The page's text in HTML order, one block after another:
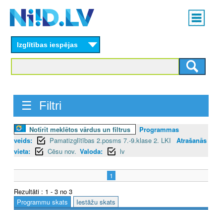
content
Main
menu
Izglītības iespējas
☰ Filtri
Notīrīt meklētos vārdus un filtrus
Programmas
veids:
Pamatizglītības 2.posms 7.-9.klase 2. LKI
Atrašanās
vieta:
Cēsu nov. Valoda: lv
1
Rezultāti : 1 - 3 no 3
Programmu skats
Iestāžu skats